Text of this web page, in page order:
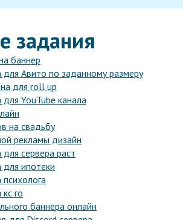
задания
баннер
для Авито по заданному размеру
для roll up
YouTube канала
на свадьбу
рекламы дизайн
сервера раст
ипотеки
го
баннера онлайн